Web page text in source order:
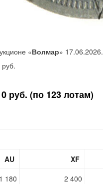
«Волмар» 17.06.2026.
руб.
руб. (по 123 лотам)
AU XF
180 2 400